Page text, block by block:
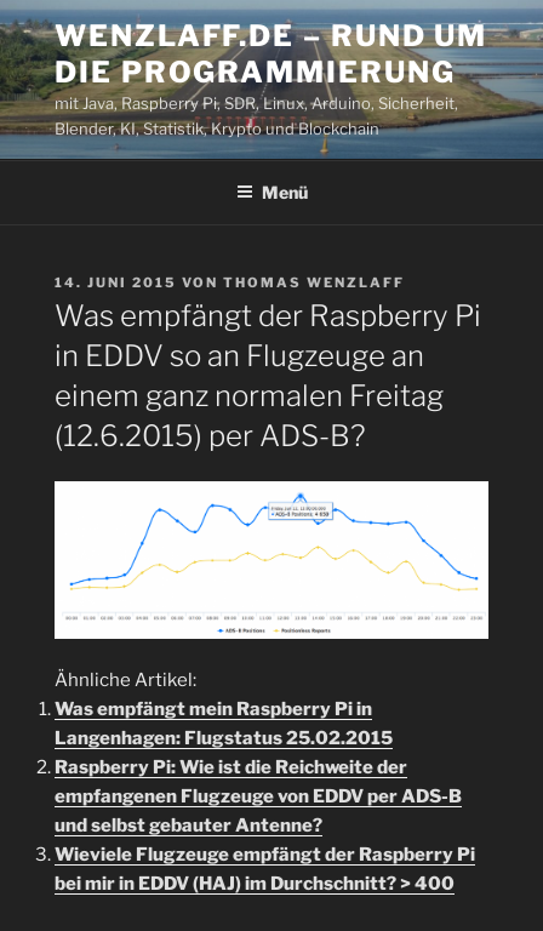
Zum
Inhalt
springen
WENZLAFF.DE – RUND UM
DIE PROGRAMMIERUNG
mit Java, Raspberry Pi, SDR, Linux, Arduino, Sicherheit,
Blender, KI, Statistik, Krypto und Blockchain
Menü
VERÖFFENTLICHT
AM
14. JUNI 2015 VON THOMAS WENZLAFF
Was empfängt der Raspberry Pi
in EDDV so an Flugzeuge an
einem ganz normalen Freitag
(12.6.2015) per ADS-B?
Ähnliche Artikel:
Was empfängt mein Raspberry Pi in
Langenhagen: Flugstatus 25.02.2015
Raspberry Pi: Wie ist die Reichweite der
empfangenen Flugzeuge von EDDV per ADS-B
und selbst gebauter Antenne?
Wieviele Flugzeuge empfängt der Raspberry Pi
bei mir in EDDV (HAJ) im Durchschnitt? > 400